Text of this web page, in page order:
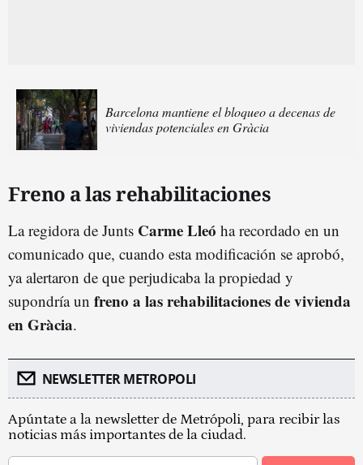
Barcelona mantiene el bloqueo a decenas de
viviendas potenciales en Gràcia
Freno a las rehabilitaciones
La regidora de Junts Carme Lleó ha recordado en un
comunicado que, cuando esta modificación se aprobó,
ya alertaron de que perjudicaba la propiedad y
supondría un freno a las rehabilitaciones de vivienda
en Gràcia.
NEWSLETTER METROPOLI
Apúntate a la newsletter de Metrópoli, para recibir las
noticias más importantes de la ciudad.